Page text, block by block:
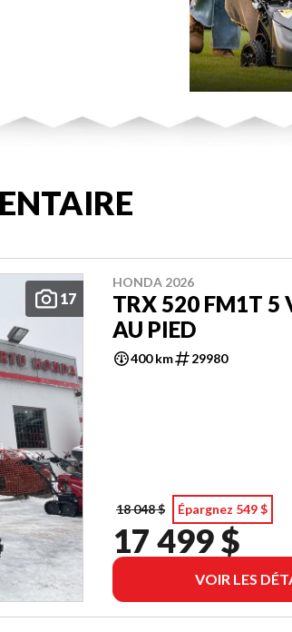
17
HONDA 2026
TRX 520 FM1T 5
AU PIED
400 km 29980
18 048 $ Épargnez 549 $
17 499 $
VOIR LES